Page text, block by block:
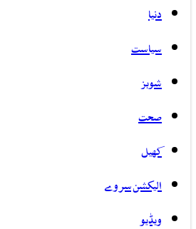
دنیا
سیاست
شوبز
صحت
کھیل
الیکشن سروے
ویڈیو